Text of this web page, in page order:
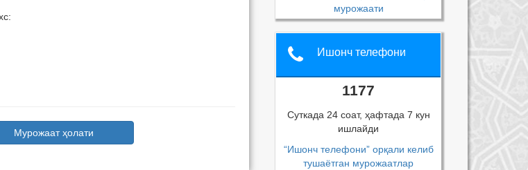
Мурожаат ҳолати
мурожаати
Ишонч телефони
1177
Суткада 24 соат, ҳафтада 7 кун
ишлайди
“Ишонч телефони” орқали келиб
тушаётган мурожаатлар